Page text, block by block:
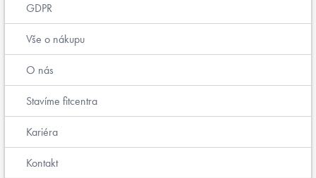
GDPR
Vše o nákupu
O nás
Stavíme fitcentra
Kariéra
Kontakt